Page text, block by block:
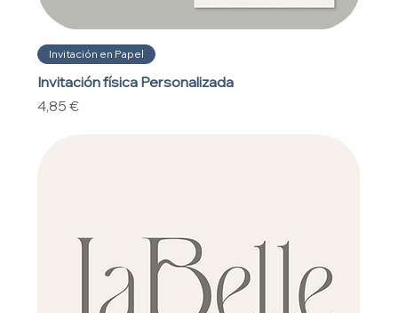
Invitación en Papel
Invitación física Personalizada
Precio
4,85 €